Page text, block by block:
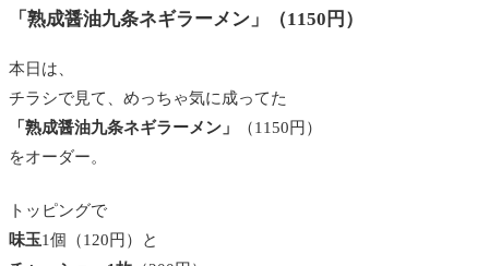
「熟成醤油九条ネギラーメン」（1150円）
本日は、
チラシで見て、めっちゃ気に成ってた
「熟成醤油九条ネギラーメン」
（1150円）
をオーダー。
トッピングで
味玉1個（120円）と